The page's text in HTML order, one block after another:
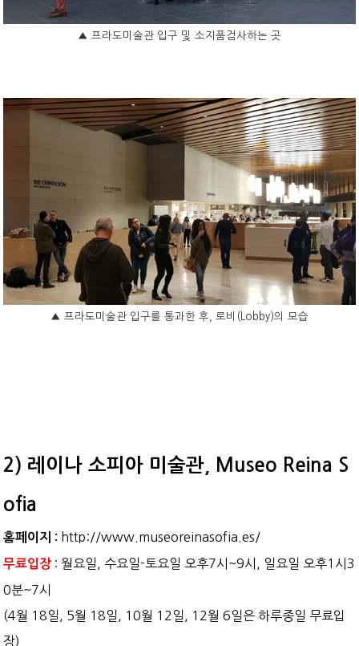
▲ 프라도미술관 입구 및 소지품검사하는 곳
▲ 프라도미술관 입구를 통과한 후, 로비(Lobby)의 모습
2) 레이나 소피아 미술관, Museo Reina S
ofia
홈페이지 : http://www.museoreinasofia.es/
무료입장 : 월요일, 수요일-토요일 오후7시~9시, 일요일 오후1시3
0분~7시
(4월 18일, 5월 18일, 10월 12일, 12월 6일은 하루종일 무료입
장)